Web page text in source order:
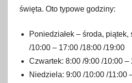
święta. Oto typowe godziny:
Poniedziałek – środa, piątek,
/10:00 – 17:00 /18:00 /19:00
Czwartek: 8:00 /9:00 /10:00 –
Niedziela: 9:00 /10:00 /11:00